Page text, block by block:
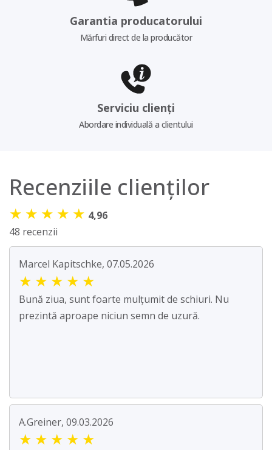
Garantia producatorului
Mărfuri direct de la producător
Serviciu clienți
Abordare individuală a clientului
Recenziile clienților
★ ★ ★ ★ ★ 4,96
48 recenzii
Marcel Kapitschke, 07.05.2026
★ ★ ★ ★ ★
Bună ziua, sunt foarte mulțumit de schiuri. Nu
prezintă aproape niciun semn de uzură.
A.Greiner, 09.03.2026
★ ★ ★ ★ ★